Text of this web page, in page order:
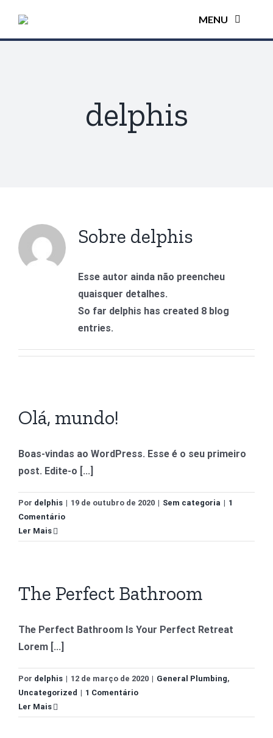
para
o
MENU
delphis
Sobre delphis
Esse autor ainda não preencheu
quaisquer detalhes.
So far delphis has created 8 blog
entries.
Olá, mundo!
Boas-vindas ao WordPress. Esse é o seu primeiro
post. Edite-o [...]
Por delphis | 19 de outubro de 2020 | Sem categoria | 1
Comentário
Ler Mais
The Perfect Bathroom
The Perfect Bathroom Is Your Perfect Retreat
Lorem [...]
Por delphis | 12 de março de 2020 | General Plumbing,
Uncategorized | 1 Comentário
Ler Mais